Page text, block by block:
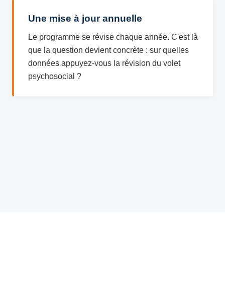
Une mise à jour annuelle
Le programme se révise chaque année. C'est là
que la question devient concrète : sur quelles
données appuyez-vous la révision du volet
psychosocial ?